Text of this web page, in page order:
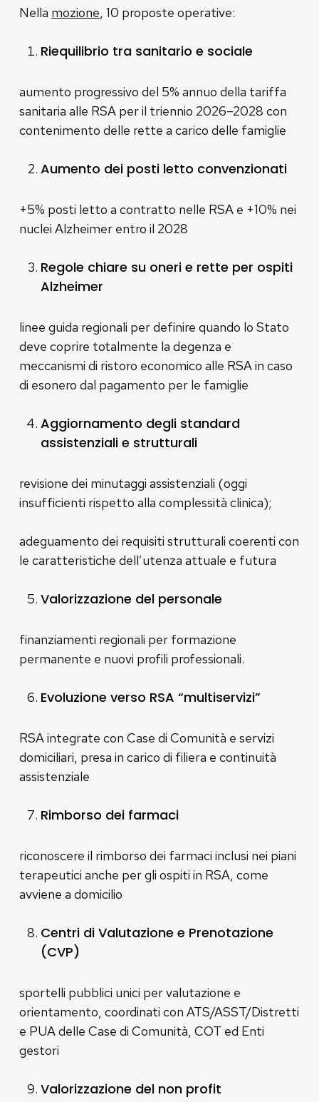
Nella mozione, 10 proposte operative:
Riequilibrio tra sanitario e sociale
aumento progressivo del 5% annuo della tariffa
sanitaria alle RSA per il triennio 2026–2028 con
contenimento delle rette a carico delle famiglie
Aumento dei posti letto convenzionati
+5% posti letto a contratto nelle RSA e +10% nei
nuclei Alzheimer entro il 2028
Regole chiare su oneri e rette per ospiti
Alzheimer
linee guida regionali per definire quando lo Stato
deve coprire totalmente la degenza e
meccanismi di ristoro economico alle RSA in caso
di esonero dal pagamento per le famiglie
Aggiornamento degli standard
assistenziali e strutturali
revisione dei minutaggi assistenziali (oggi
insufficienti rispetto alla complessità clinica);
adeguamento dei requisiti strutturali coerenti con
le caratteristiche dell’utenza attuale e futura
Valorizzazione del personale
finanziamenti regionali per formazione
permanente e nuovi profili professionali.
Evoluzione verso RSA “multiservizi”
RSA integrate con Case di Comunità e servizi
domiciliari, presa in carico di filiera e continuità
assistenziale
Rimborso dei farmaci
riconoscere il rimborso dei farmaci inclusi nei piani
terapeutici anche per gli ospiti in RSA, come
avviene a domicilio
Centri di Valutazione e Prenotazione
(CVP)
sportelli pubblici unici per valutazione e
orientamento, coordinati con ATS/ASST/Distretti
e PUA delle Case di Comunità, COT ed Enti
gestori
Valorizzazione del non profit